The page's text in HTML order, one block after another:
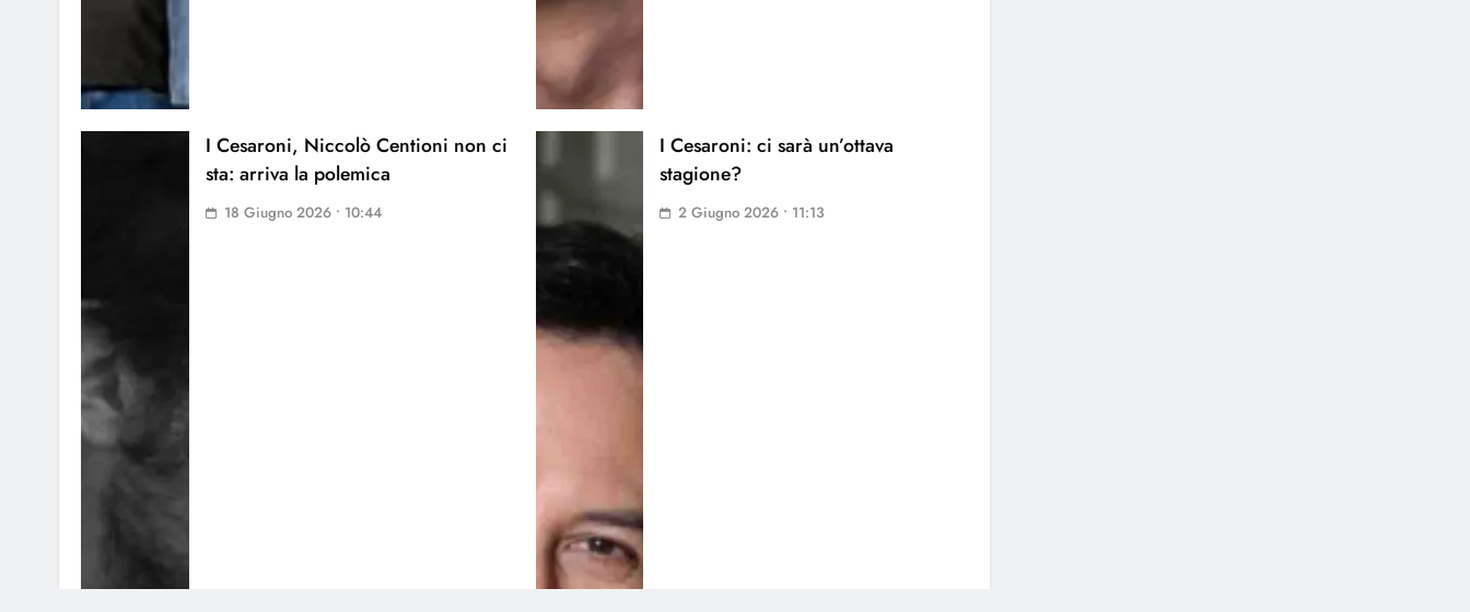
I Cesaroni, Niccolò Centioni non ci
sta: arriva la polemica
18 Giugno 2026 • 10:44
I Cesaroni: ci sarà un’ottava
stagione?
2 Giugno 2026 • 11:13